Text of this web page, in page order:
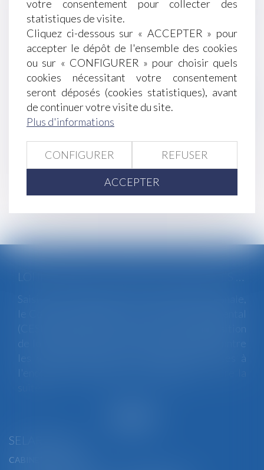
Le CDD sous condition suspensive - La Gazette
du Palais
Discrimination au travail: ce que dit la loi -
L'Express L'Entreprise
Choix du nom de l’enfant : il faut bien réfléchir… -
La Gazette du Palais
Agriculteurs. Plus de 60 maladies
professionnelles reconnues - LeTelegramme.fr
Quid des droits de succession en cas révision du
< ... 272 273 275 276
278 ... > >>
Saisi par la Présidente de l'Assemblée nationale,
le Conseil économique, social et environnemental
(CESE) a adopté ce jour son avis sur la proposition
de loi visant à lutter de manière intégrale contre
les violences sexistes et sexuelles commises à
l'encontre des femmes et des enfants...
SELARL BGBJ
CABINET PRINCIPAL
votre consentement pour collecter des
statistiques de visite.
Cliquez ci-dessous sur « ACCEPTER » pour
accepter le dépôt de l'ensemble des cookies
ou sur « CONFIGURER » pour choisir quels
cookies nécessitant votre consentement
seront déposés (cookies statistiques), avant
de continuer votre visite du site.
Plus d'informations
CONFIGURER REFUSER
ACCEPTER